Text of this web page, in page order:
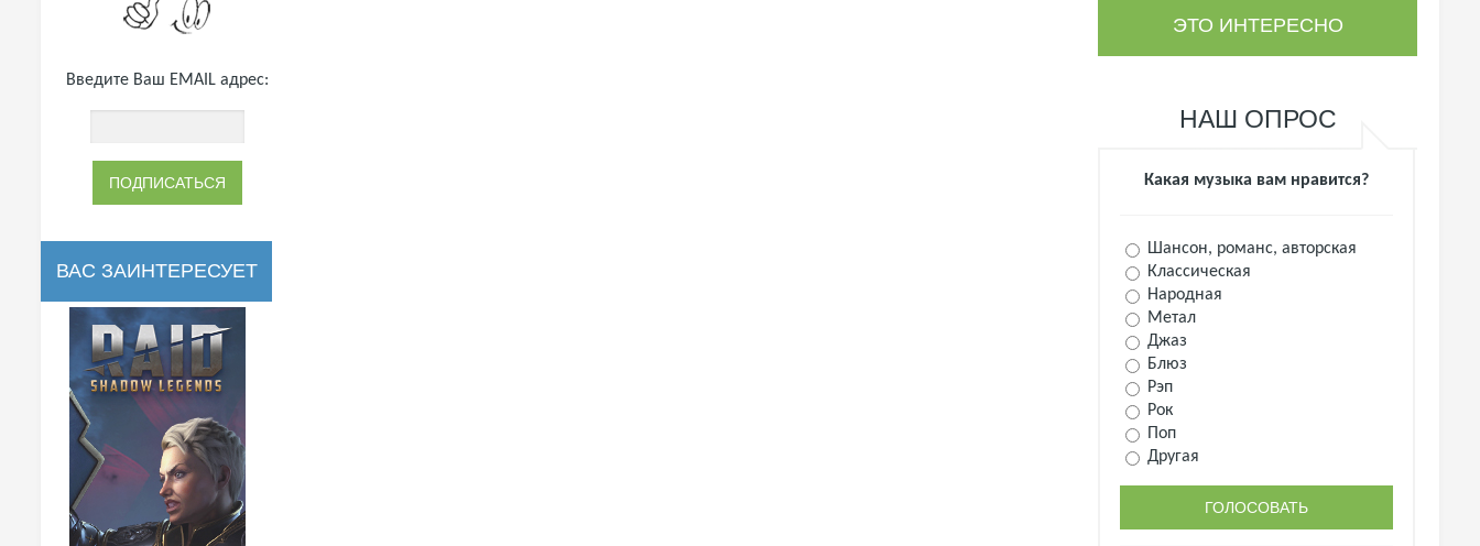
Введите Ваш EMAIL адрес:
ВАС ЗАИНТЕРЕСУЕТ
ЭТО ИНТЕРЕСНО
НАШ ОПРОС
Какая музыка вам нравится?
Шансон, романс, авторская
Классическая
Народная
Метал
Джаз
Блюз
Рэп
Рок
Поп
Другая